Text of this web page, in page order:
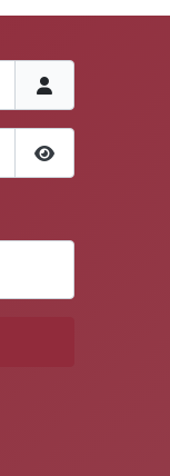
Passwort